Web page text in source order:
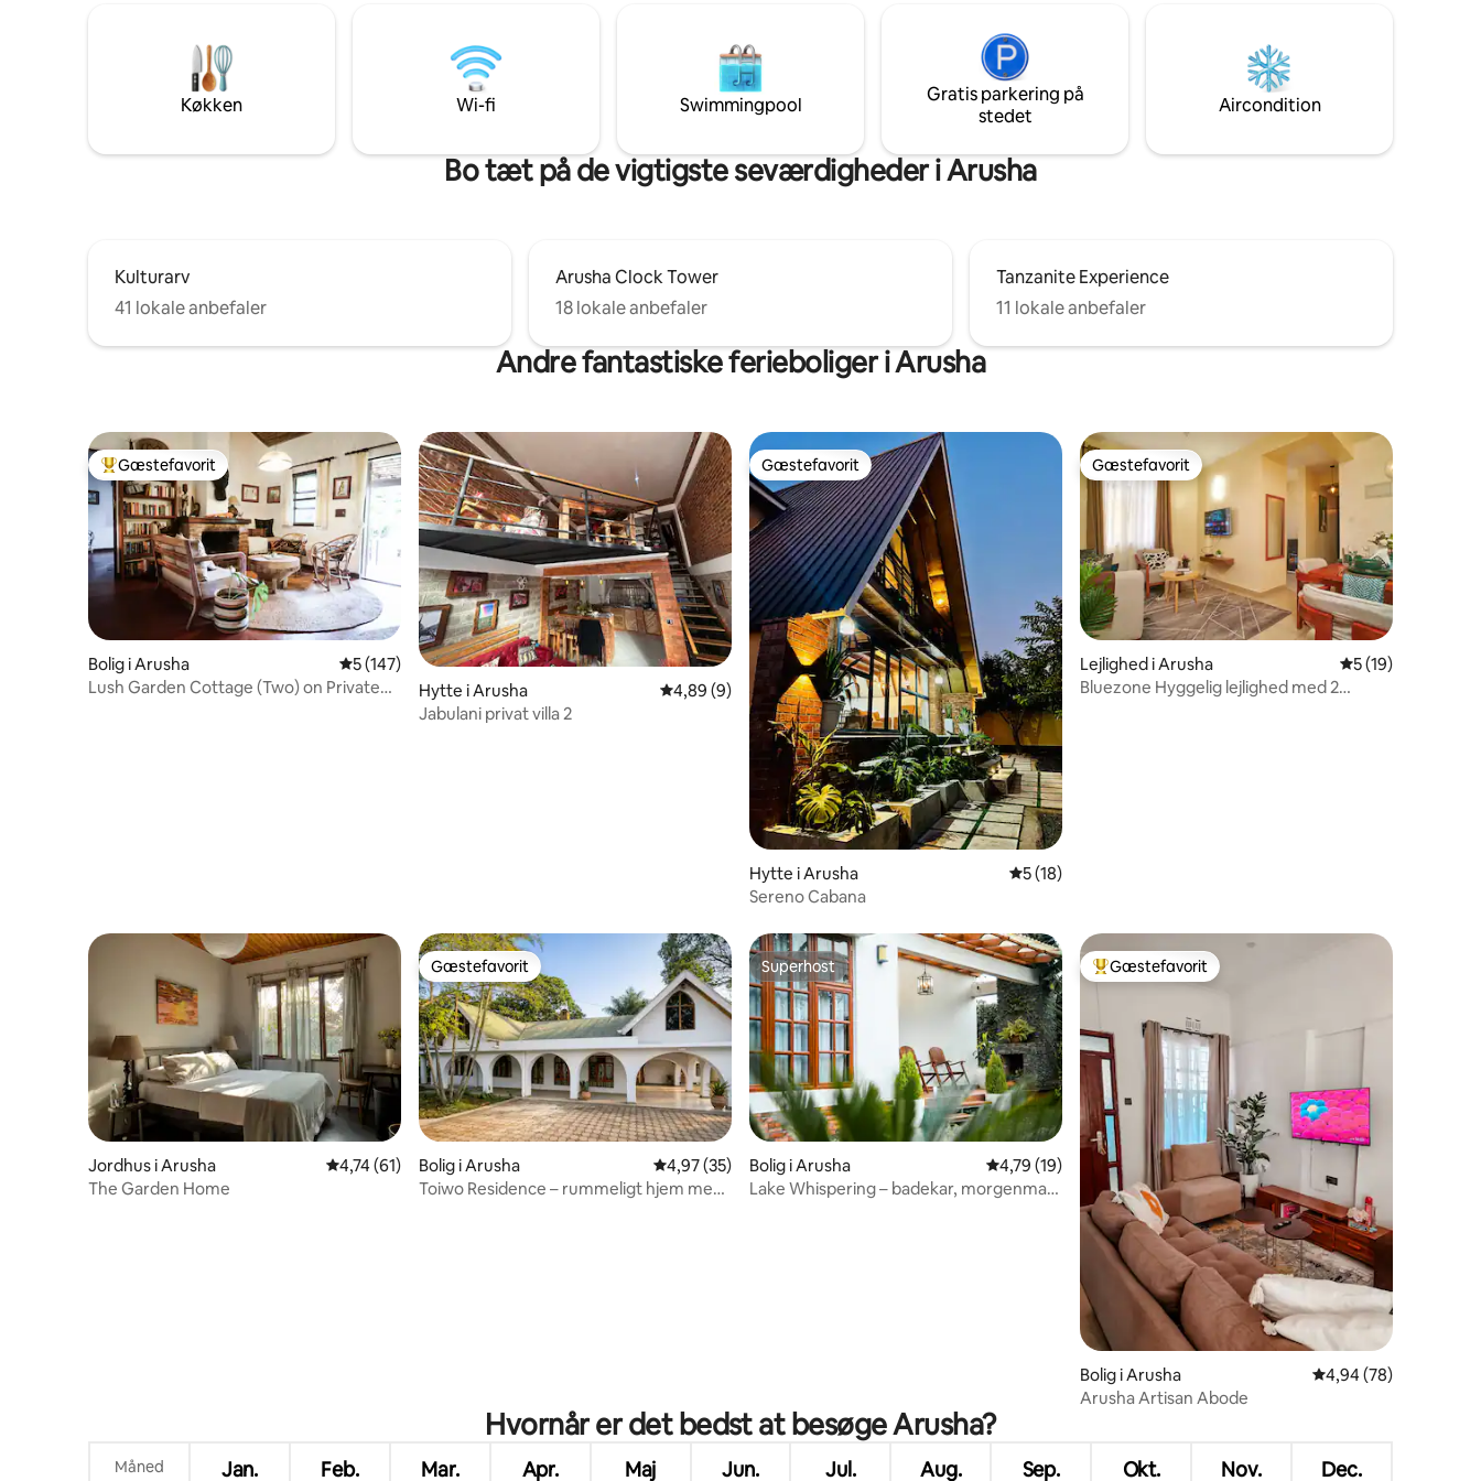
Gratis sikker parkering. Daglig
morgenmad: brød, æg, mælk, yoghurt
og friske æbler. Privat badeværelse,
varmt brusebad og fuldt udstyret
uden vært. Karibu sana!
Køkken Wi-fi Swimmingpool
Gratis parkering på
stedet
Aircondition
Bo tæt på de vigtigste seværdigheder i Arusha
Kulturarv
41 lokale anbefaler
Arusha Clock Tower
18 lokale anbefaler
Tanzanite Experience
11 lokale anbefaler
Andre fantastiske ferieboliger i Arusha
Bedste gæstefavorit
Gæstefavorit
Bolig i Arusha 5 ud af 5 i gennemsnitlig bedømmelse, 147 omtaler
5 (147)
Lush Garden Cottage (Two) on Private
Hytte i Arusha 4,89 ud af 5 i gennemsnitlig bedømmelse, 9 omtaler
4,89 (9)
Jabulani privat villa 2
Gæstefavorit
Gæstefavorit
Hytte i Arusha 5 ud af 5 i gennemsnitlig bedømmelse, 18 omtaler
5 (18)
Sereno Cabana
Gæstefavorit
Gæstefavorit
Lejlighed i Arusha 5 ud af 5 i
5 (19)
Bluezone Hyggelig lejlighed med 2
Jordhus i Arusha 4,74 ud af 5 i gennemsnitlig bedømmelse, 61 omtaler
4,74 (61)
The Garden Home
Gæstefavorit
Gæstefavorit
Bolig i Arusha 4,97 ud af 5 i gennemsnitlig bedømmelse, 35 omtaler
4,97 (35)
Toiwo Residence – rummeligt hjem med
Superhost
Superhost
Bolig i Arusha 4,79 ud af 5 i gennemsnitlig bedømmelse, 19 omtaler
4,79 (19)
Lake Whispering – badekar, morgenmad,
Bedste gæstefavorit
Gæstefavorit
Bolig i Arusha 4,94 ud af 5 i
4,94 (78)
Arusha Artisan Abode
Hvornår er det bedst at besøge Arusha?
Måned Jan. Feb. Mar. Apr. Maj Jun. Jul. Aug. Sep. Okt. Nov. Dec.